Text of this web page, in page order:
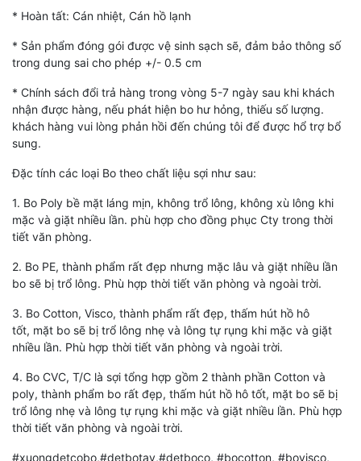
* Hoàn tất: Cán nhiệt, Cán hồ lạnh
* Sản phẩm đóng gói được vệ sinh sạch sẽ, đảm bảo thông số
trong dung sai cho phép +/- 0.5 cm
* Chính sách đổi trả hàng trong vòng 5-7 ngày sau khi khách
nhận được hàng, nếu phát hiện bo hư hỏng, thiếu số lượng.
khách hàng vui lòng phản hồi đến chúng tôi để được hổ trợ bổ
sung.
Đặc tính các loại Bo theo chất liệu sợi như sau:
1. Bo Poly bề mặt láng mịn, không trổ lông, không xù lông khi
mặc và giặt nhiều lần. phù hợp cho đồng phục Cty trong thời
tiết văn phòng.
2. Bo PE, thành phẩm rất đẹp nhưng mặc lâu và giặt nhiều lần
bo sẽ bị trổ lông. Phù hợp thời tiết văn phòng và ngoài trời.
3. Bo Cotton, Visco, thành phẩm rất đẹp, thấm hút hồ hô
tốt, mặt bo sẽ bị trổ lông nhẹ và lông tự rụng khi mặc và giặt
nhiều lần. Phù hợp thời tiết văn phòng và ngoài trời.
4. Bo CVC, T/C là sợi tổng hợp gồm 2 thành phần Cotton và
poly, thành phẩm bo rất đẹp, thấm hút hồ hô tốt, mặt bo sẽ bị
trổ lông nhẹ và lông tự rụng khi mặc và giặt nhiều lần. Phù hợp
thời tiết văn phòng và ngoài trời.
#xuongdetcobo,#detbotay,#detboco, #bocotton, #bovisco,